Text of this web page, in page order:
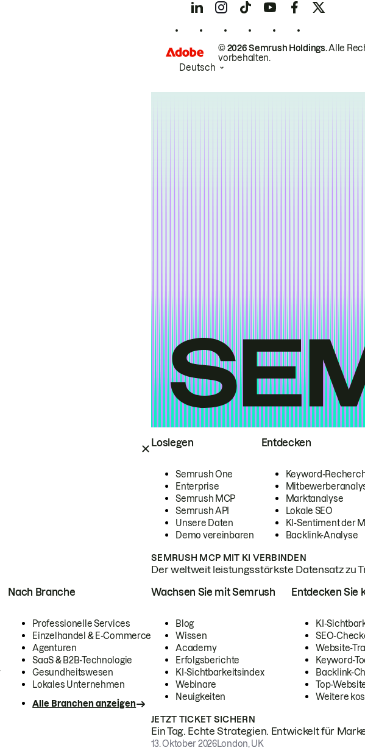
Loslegen
Semrush One
Enterprise
Semrush MCP
Semrush API
Unsere Daten
Demo vereinbaren
Entdecken
Keyword-
Marktanalyse
Lokale SEO
KI-Sentiment der
Backlink-Analyse
SEMRUSH MCP MIT KI VERBINDEN
Der weltweit leistungsstärkste Datensatz zu
Nach Branche
Professionelle Services
Einzelhandel & E-Commerce
Agenturen
SaaS & B2B-Technologie
Gesundheitswesen
Lokales Unternehmen
Alle Branchen anzeigen
Wachsen Sie mit Semrush
Blog
Wissen
Academy
Erfolgsberichte
KI-Sichtbarkeitsindex
Webinare
Neuigkeiten
Entdecken Sie
KI-
SEO-
Website-
Keyword-
Backlink-
Top-
Weitere
JETZT TICKET SICHERN
Ein Tag. Echte Strategien. Entwickelt für
13. Oktober 2026London, UK
© 2026 Semrush Holdings.Alle
vorbehalten.
Deutsch